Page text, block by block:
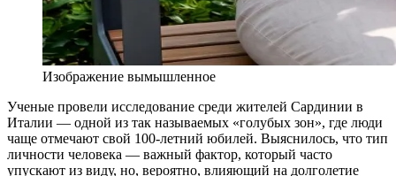
Изображение вымышленное
Ученые провели исследование среди жителей Сардинии в
Италии — одной из так называемых «голубых зон», где люди
чаще отмечают свой 100-летний юбилей. Выяснилось, что тип
личности человека — важный фактор, который часто
упускают из виду, но, вероятно, влияющий на долголетие